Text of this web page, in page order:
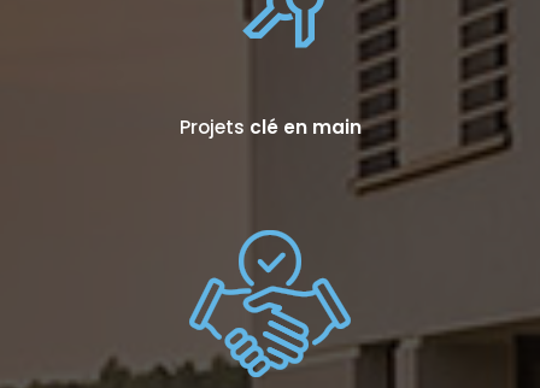
Projets clé en main